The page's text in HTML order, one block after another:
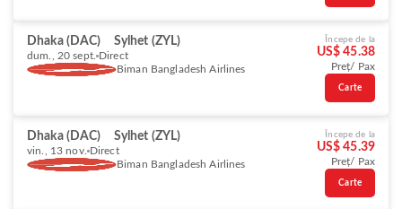
Dhaka (DAC) Sylhet (ZYL)
dum., 20 sept. Direct
Biman Bangladesh Airlines
Începe de la
US$ 45.38
Preț/ Pax
Carte
Dhaka (DAC) Sylhet (ZYL)
vin., 13 nov. Direct
Biman Bangladesh Airlines
Începe de la
US$ 45.39
Preț/ Pax
Carte